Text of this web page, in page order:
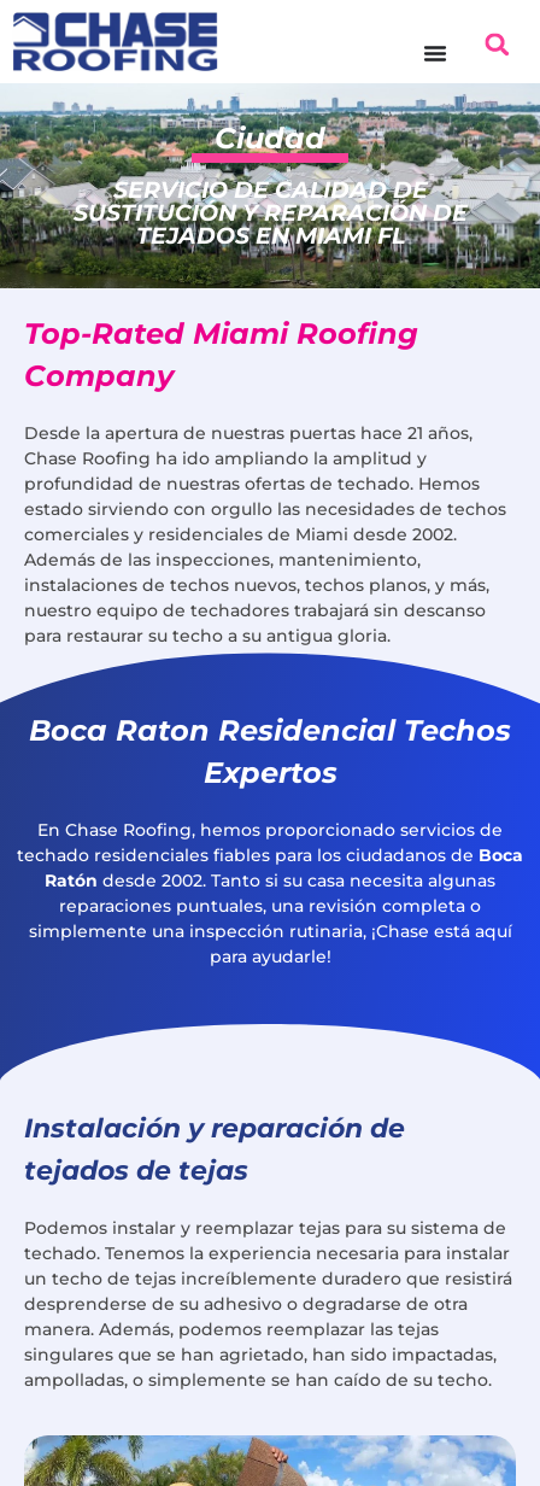
contenido
Ciudad
SERVICIO DE CALIDAD DE
SUSTITUCIÓN Y REPARACIÓN DE
TEJADOS EN MIAMI FL
Top-Rated Miami Roofing
Company
Desde la apertura de nuestras puertas hace 21 años,
Chase Roofing ha ido ampliando la amplitud y
profundidad de nuestras ofertas de techado. Hemos
estado sirviendo con orgullo las necesidades de techos
comerciales y residenciales de Miami desde 2002.
Además de las inspecciones, mantenimiento,
instalaciones de techos nuevos, techos planos, y más,
nuestro equipo de techadores trabajará sin descanso
para restaurar su techo a su antigua gloria.
Boca Raton Residencial Techos
Expertos
En Chase Roofing, hemos proporcionado servicios de
techado residenciales fiables para los ciudadanos de Boca
Ratón desde 2002. Tanto si su casa necesita algunas
reparaciones puntuales, una revisión completa o
simplemente una inspección rutinaria, ¡Chase está aquí
para ayudarle!
Instalación y reparación de
tejados de tejas
Podemos instalar y reemplazar tejas para su sistema de
techado. Tenemos la experiencia necesaria para instalar
un techo de tejas increíblemente duradero que resistirá
desprenderse de su adhesivo o degradarse de otra
manera. Además, podemos reemplazar las tejas
singulares que se han agrietado, han sido impactadas,
ampolladas, o simplemente se han caído de su techo.